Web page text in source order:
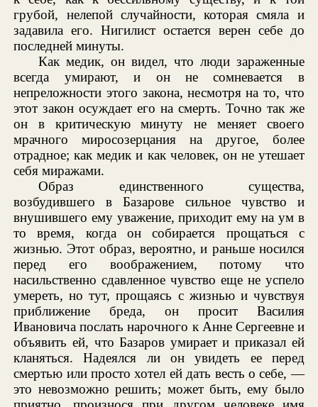
грубой, нелепой случайности, которая смяла и
задавила его. Нигилист остается верен себе до
последней минуты.
Как медик, он видел, что люди зараженные
всегда умирают, и он не сомневается в
непреложности этого закона, несмотря на то, что
этот закон осуждает его на смерть. Точно так же
он в критическую минуту не меняет своего
мрачного миросозерцания на другое, более
отрадное; как медик и как человек, он не утешает
себя миражами.
Образ единственного существа,
возбудившего в Базарове сильное чувство и
внушившего ему уважение, приходит ему на ум в
то время, когда он собирается прощаться с
жизнью. Этот образ, вероятно, и раньше носился
перед его воображением, потому что
насильственно сдавленное чувство еще не успело
умереть, но тут, прощаясь с жизнью и чувствуя
приближение бреда, он просит Василия
Ивановича послать нарочного к Анне Сергеевне и
объявить ей, что Базаров умирает и приказал ей
кланяться. Надеялся ли он увидеть ее перед
смертью или просто хотел ей дать весть о себе, —
это невозможно решить; может быть, ему было